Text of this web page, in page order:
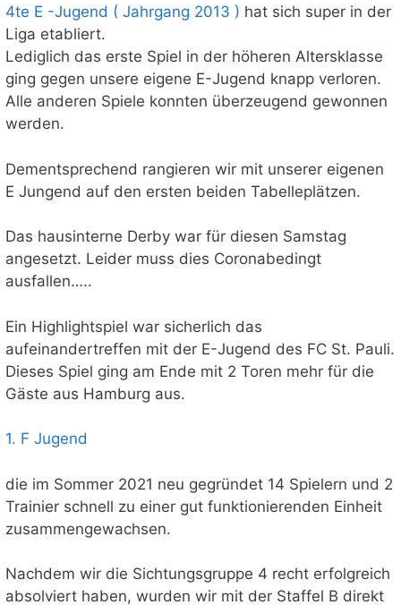
4te E -Jugend ( Jahrgang 2013 ) hat sich super in der
Liga etabliert.
Lediglich das erste Spiel in der höheren Altersklasse
ging gegen unsere eigene E-Jugend knapp verloren.
Alle anderen Spiele konnten überzeugend gewonnen
werden.
Dementsprechend rangieren wir mit unserer eigenen
E Jungend auf den ersten beiden Tabelleplätzen.
Das hausinterne Derby war für diesen Samstag
angesetzt. Leider muss dies Coronabedingt
ausfallen…..
Ein Highlightspiel war sicherlich das
aufeinandertreffen mit der E-Jugend des FC St. Pauli.
Dieses Spiel ging am Ende mit 2 Toren mehr für die
Gäste aus Hamburg aus.
1. F Jugend
die im Sommer 2021 neu gegründet 14 Spielern und 2
Trainier schnell zu einer gut funktionierenden Einheit
zusammengewachsen.
Nachdem wir die Sichtungsgruppe 4 recht erfolgreich
absolviert haben, wurden wir mit der Staffel B direkt